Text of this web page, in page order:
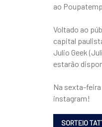
ao
Voltado ao
capital
Julio Geek
estarão
Na sexta-feira
instagram!